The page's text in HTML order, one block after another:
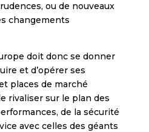
ou de nouveaux
changements
doit donc se donner
et d’opérer ses
places de marché
rivaliser sur le plan des
de la sécurité
avec celles des géants